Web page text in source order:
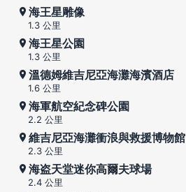
海王星雕像
1.3 公里
海王星公園
1.3 公里
溫德姆維吉尼亞海灘海濱酒店
1.6 公里
海軍航空紀念碑公園
2.2 公里
維吉尼亞海灘衝浪與救援博物館
2.3 公里
海盗天堂迷你高爾夫球場
2.4 公里